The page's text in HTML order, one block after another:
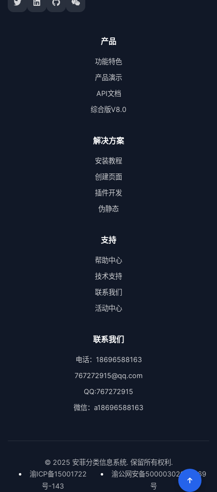
产品
功能特色
产品演示
API文档
综合版V8.0
解决方案
安装教程
创建页面
插件开发
伪静态
支持
帮助中心
技术支持
联系我们
活动中心
联系我们
电话：18696588163
767272915@qq.com
QQ:767272915
微信：a18696588163
© 2025 安菲分类信息系统. 保留所有权利.
渝ICP备15001722
号-143
渝公网安备50000302000669
号